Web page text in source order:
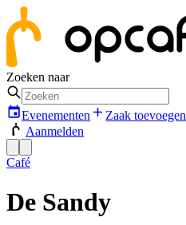
Zoeken naar
Evenementen Zaak toevoegen
Aanmelden
Café
De Sandy